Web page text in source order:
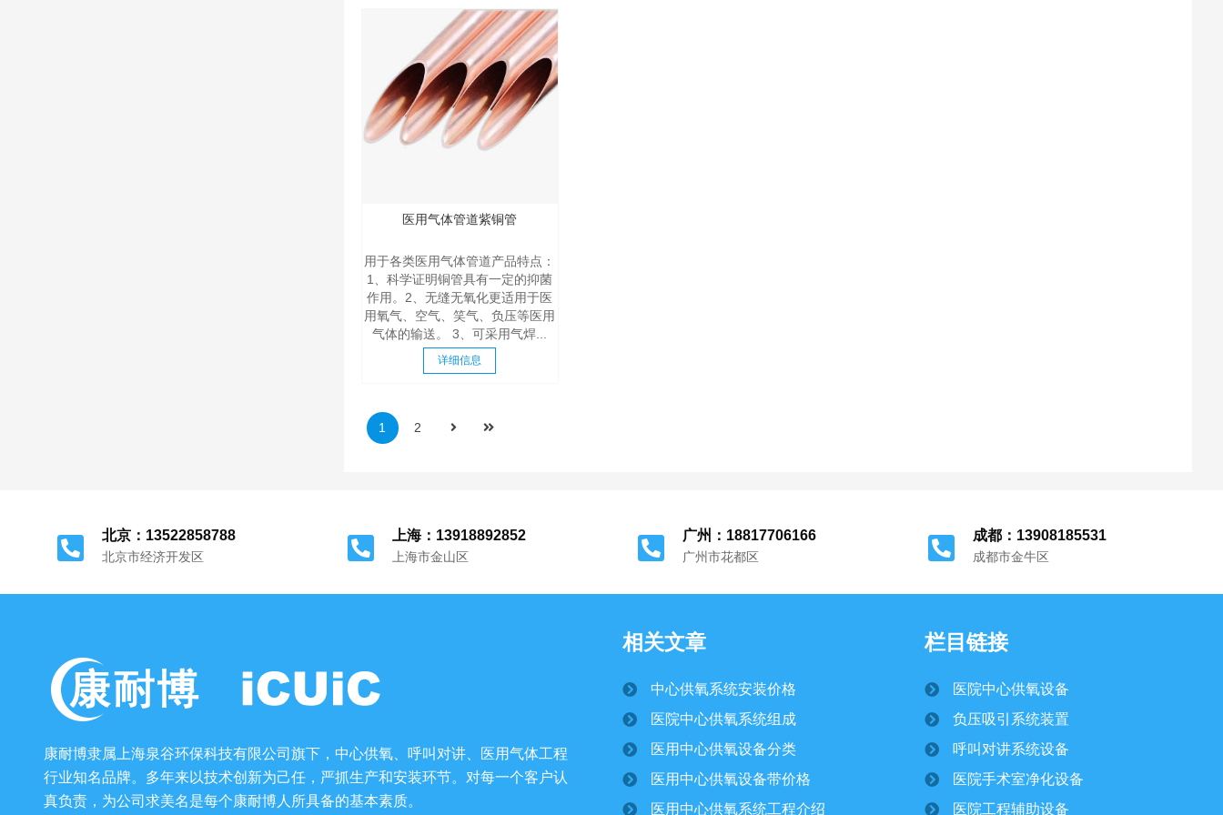
医用气体管道紫铜管
用于各类医用气体管道产品特点：
1、科学证明铜管具有一定的抑菌
作用。2、无缝无氧化更适用于医
用氧气、空气、笑气、负压等医用
气体的输送。 3、可采用气焊...
详细信息
1 2
北京：13522858788
北京市经济开发区
上海：13918892852
上海市金山区
广州：18817706166
广州市花都区
成都：13908185531
成都市金牛区
康耐博隶属上海泉谷环保科技有限公司旗下，中心供氧、呼叫对讲、医用气体工程
行业知名品牌。多年来以技术创新为己任，严抓生产和安装环节。对每一个客户认
真负责，为公司求美名是每个康耐博人所具备的基本素质。
相关文章
中心供氧系统安装价格
医院中心供氧系统组成
医用中心供氧设备分类
医用中心供氧设备带价格
医用中心供氧系统工程介绍
栏目链接
医院中心供氧设备
负压吸引系统装置
呼叫对讲系统设备
医院手术室净化设备
医院工程辅助设备